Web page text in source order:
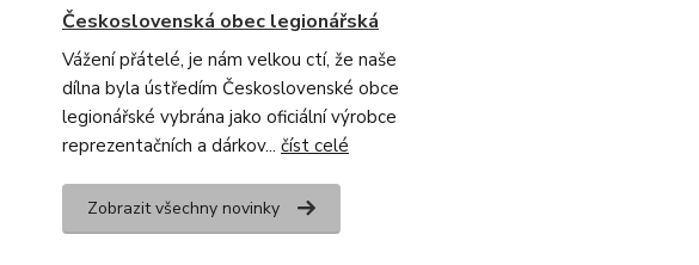
Československá obec legionářská
Vážení přátelé, je nám velkou ctí, že naše
dílna byla ústředím Československé obce
legionářské vybrána jako oficiální výrobce
reprezentačních a dárkov... číst celé
Zobrazit všechny novinky